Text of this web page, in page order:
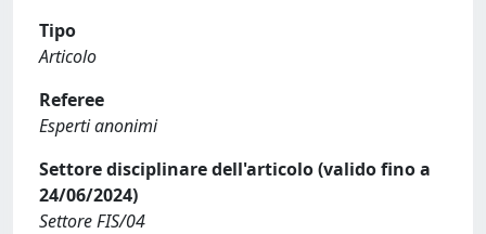
Tipo
Articolo
Referee
Esperti anonimi
Settore disciplinare dell'articolo (valido fino a
24/06/2024)
Settore FIS/04